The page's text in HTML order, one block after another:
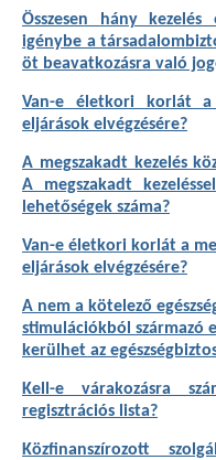
Összesen hány
igénybe a
öt beavatkozásra való
Van-e életkori korlát a
eljárások elvégzésére?
A megszakadt kezelés
A megszakadt
lehetőségek száma?
Van-e életkori korlát a
eljárások elvégzésére?
A nem a kötelező
stimulációkból származó
kerülhet az
Kell-e várakozásra
regisztrációs lista?
Közfinanszírozott